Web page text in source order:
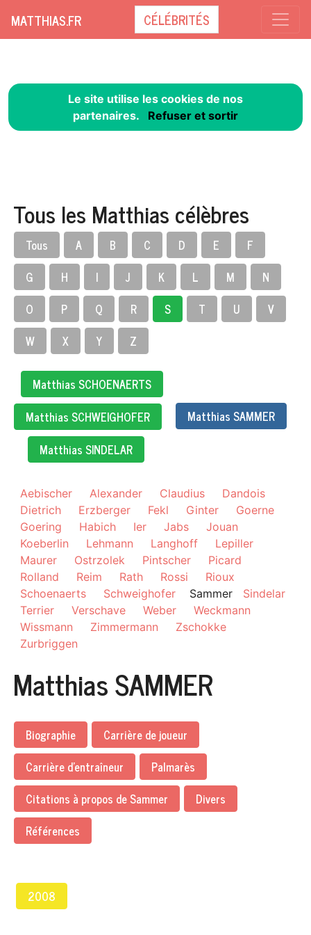
Le site utilise les cookies de nos
partenaires. Refuser et sortir
MATTHIAS.FR CÉLÉBRITÉS
Tous les Matthias célèbres
Tous A B C D E
F
G
H I J K L M
N
O
P Q R S T U
V
W
X Y Z
Matthias SCHOENAERTS
Matthias SCHWEIGHOFER
Matthias SAMMER
Matthias SINDELAR
Aebischer Alexander Claudius
Dandois
Dietrich
Erzberger Fekl Ginter
Goerne
Goering
Habich Ier Jabs
Jouan
Koeberlin
Lehmann Langhoff
Lepiller
Maurer
Ostrzolek Pintscher
Picard
Rolland
Reim Rath Rossi
Rioux
Schoenaerts
Schweighofer Sammer
Sindelar
Terrier
Verschave Weber
Weckmann
Wissmann
Zimmermann
Zschokke
Zurbriggen
Matthias SAMMER
Biographie
Carrière de joueur
Carrière d'entraîneur
Palmarès
Citations à propos de Sammer
Divers
Références
2008